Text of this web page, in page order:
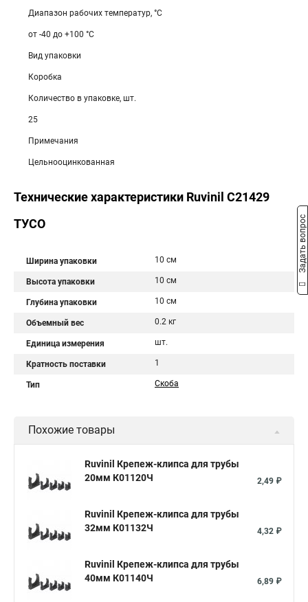
Диапазон рабочих температур, °С
от -40 до +100 °С
Вид упаковки
Коробка
Количество в упаковке, шт.
25
Примечания
Цельнооцинкованная
Технические характеристики Ruvinil С21429
ТУСО
Ширина упаковки 10 см
Высота упаковки 10 см
Глубина упаковки 10 см
Объемный вес 0.2 кг
Единица измерения шт.
Кратность поставки 1
Тип Скоба
Похожие товары
Ruvinil Крепеж-клипса для трубы
20мм К01120Ч
2,49 ₽
Ruvinil Крепеж-клипса для трубы
32мм К01132Ч
4,32 ₽
Ruvinil Крепеж-клипса для трубы
40мм К01140Ч
6,89 ₽
Задать вопрос